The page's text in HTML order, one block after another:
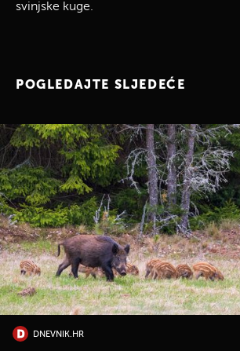
svinjske kuge.
POGLEDAJTE SLJEDEĆE
DNEVNIK.HR